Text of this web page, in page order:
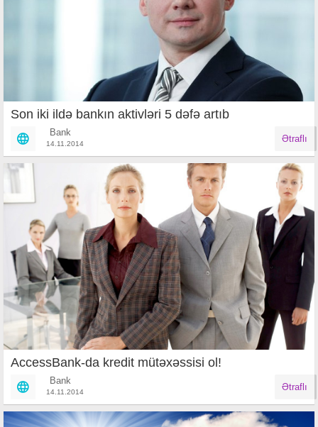
Son iki ildə bankın aktivləri 5 dəfə artıb
Bank
14.11.2014 Ətraflı
AccessBank-da kredit mütəxəssisi ol!
Bank
14.11.2014 Ətraflı